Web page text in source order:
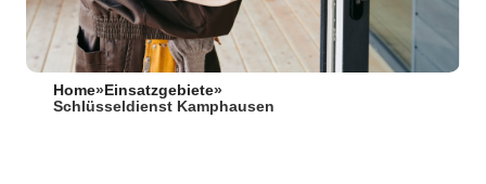
Home» Einsatzgebiete»
Schlüsseldienst Kamphausen